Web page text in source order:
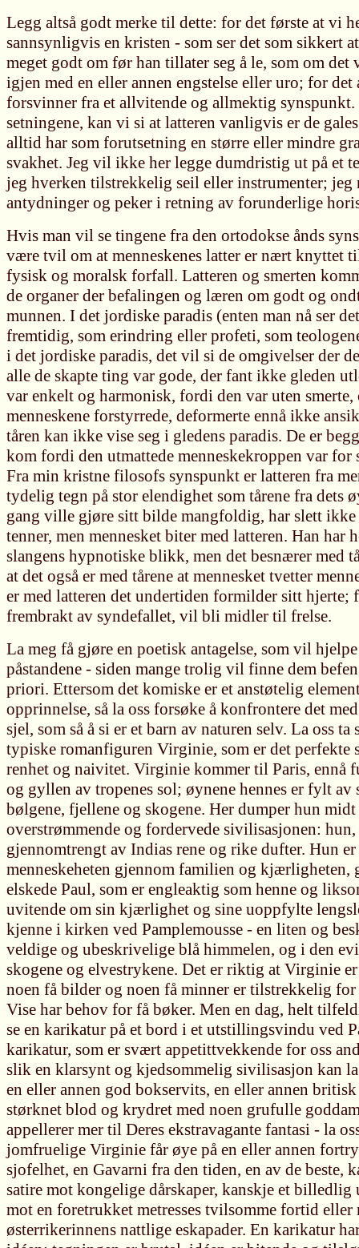
Legg altså godt merke til dette: for det første at vi
sannsynligvis en kristen - som ser det som sikkert
meget godt om før han tillater seg å le, som om
igjen med en eller annen engstelse eller uro; for det
forsvinner fra et allvitende og allmektig synspunkt.
setningene, kan vi si at latteren vanligvis er de
alltid har som forutsetning en større eller mindre
svakhet. Jeg vil ikke her legge dumdristig ut på et
jeg hverken tilstrekkelig seil eller instrumenter; jeg
antydninger og peker i retning av forunderlige
Hvis man vil se tingene fra den ortodokse ånds
være tvil om at menneskenes latter er nært knyttet
fysisk og moralsk forfall. Latteren og smerten
de organer der befalingen og læren om godt og
munnen. I det jordiske paradis (enten man nå ser
fremtidig, som erindring eller profeti, som
i det jordiske paradis, det vil si de omgivelser der
alle de skapte ting var gode, der fant ikke gleden
var enkelt og harmonisk, fordi den var uten
menneskene forstyrrede, deformerte ennå ikke
tåren kan ikke vise seg i gledens paradis. De er
kom fordi den utmattede menneskekroppen var for
Fra min kristne filosofs synspunkt er latteren fra
tydelig tegn på stor elendighet som tårene fra dets
gang ville gjøre sitt bilde mangfoldig, har slett
tenner, men mennesket biter med latteren. Han har
slangens hypnotiske blikk, men det besnærer med
at det også er med tårene at mennesket tvetter
er med latteren det undertiden formilder sitt hjerte;
frembrakt av syndefallet, vil bli midler til frelse.
La meg få gjøre en poetisk antagelse, som vil
påstandene - siden mange trolig vil finne dem
priori. Ettersom det komiske er et anstøtelig
opprinnelse, så la oss forsøke å konfrontere det
sjel, som så å si er et barn av naturen selv. La oss ta
typiske romanfiguren Virginie, som er det perfekte
renhet og naivitet. Virginie kommer til Paris, ennå
og gyllen av tropenes sol; øynene hennes er fylt
bølgene, fjellene og skogene. Her dumper hun
overstrømmende og fordervede sivilisasjonen:
gjennomtrengt av Indias rene og rike dufter. Hun
menneskeheten gjennom familien og kjærligheten,
elskede Paul, som er engleaktig som henne og
uvitende om sin kjærlighet og sine uoppfylte
kjenne i kirken ved Pamplemousse - en liten og
veldige og ubeskrivelige blå himmelen, og i den
skogene og elvestrykene. Det er riktig at Virginie
noen få bilder og noen få minner er tilstrekkelig for
Vise har behov for få bøker. Men en dag, helt
se en karikatur på et bord i et utstillingsvindu ved
karikatur, som er svært appetittvekkende for oss
slik en klarsynt og kjedsommelig sivilisasjon kan
en eller annen god bokservits, en eller annen
størknet blod og krydret med noen grufulle
appellerer mer til Deres ekstravagante fantasi - la
jomfruelige Virginie får øye på en eller annen
sjofelhet, en Gavarni fra den tiden, en av de beste,
satire mot kongelige dårskaper, kanskje et
mot en foretrukket metresses tvilsomme fortid eller
østerrikerinnens nattlige eskapader. En karikatur